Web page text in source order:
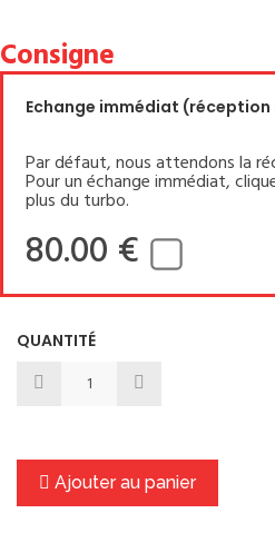
Consigne
Echange immédiat (réception
Par défaut, nous attendons la
Pour un échange immédiat,
plus du turbo.
80.00 €
QUANTITÉ
Ajouter au panier